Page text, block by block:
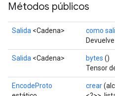
Métodos públicos
Salida <Cadena> como
Salida <Cadena> bytes ()
Tensor
EncodeProto
crear